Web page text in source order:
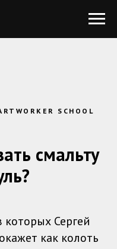
SCHOOL
смальту
Сергей
как колоть